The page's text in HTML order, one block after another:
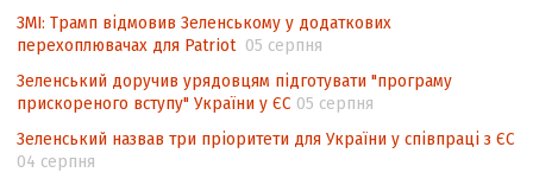
ЗМІ: Трамп відмовив Зеленському у додаткових
перехоплювачах для Patriot 05 серпня
Зеленський доручив урядовцям підготувати "програму
прискореного вступу" України у ЄС 05 серпня
Зеленський назвав три пріоритети для України у співпраці з ЄС
04 серпня